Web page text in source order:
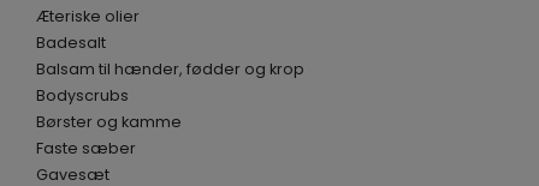
Æteriske olier
Badesalt
Balsam til hænder, fødder og krop
Bodyscrubs
Børster og kamme
Faste sæber
Gavesæt